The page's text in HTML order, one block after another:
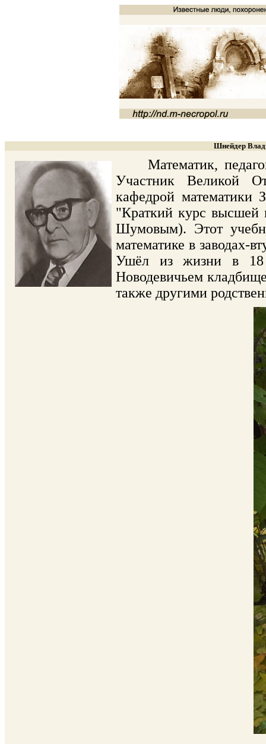
Шнейдер
Математик,
Участник Великой
кафедрой математики
"Краткий курс
Шумовым). Этот
математике в заводах-
Ушёл из жизни в 18
Новодевичьем
также другими